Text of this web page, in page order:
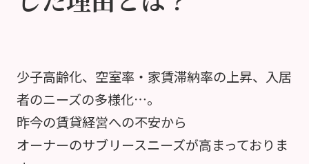
少子高齢化、空室率・家賃滞納率の上昇、入居
者のニーズの多様化…。
昨今の賃貸経営への不安から
オーナーのサブリースニーズが高まっておりま